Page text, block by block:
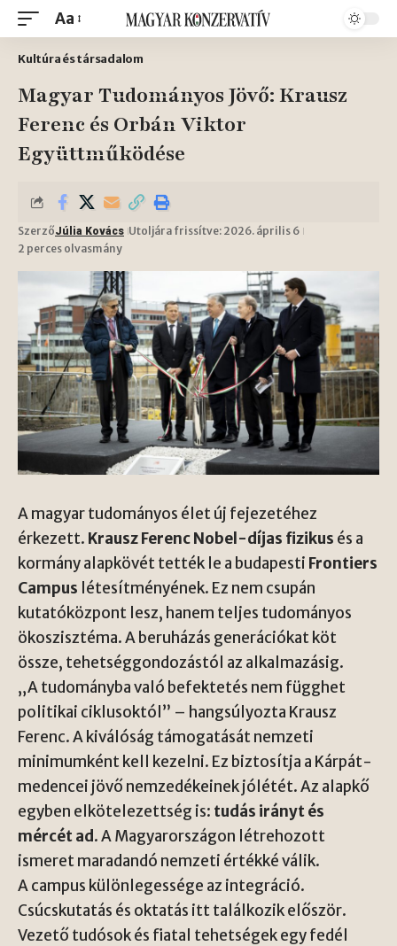
Aa
Kultúra és társadalom
Magyar Tudományos Jövő: Krausz
Ferenc és Orbán Viktor
Együttműködése
SzerzőJúlia Kovács Utoljára frissítve: 2026. április 6
2 perces olvasmány
A magyar tudományos élet új fejezetéhez
érkezett. Krausz Ferenc Nobel-díjas fizikus és a
kormány alapkövét tették le a budapesti Frontiers
Campus létesítményének. Ez nem csupán
kutatóközpont lesz, hanem teljes tudományos
ökoszisztéma. A beruházás generációkat köt
össze, tehetséggondozástól az alkalmazásig.
„A tudományba való befektetés nem függhet
politikai ciklusoktól” – hangsúlyozta Krausz
Ferenc. A kiválóság támogatását nemzeti
minimumként kell kezelni. Ez biztosítja a Kárpát-
medencei jövő nemzedékeinek jólétét. Az alapkő
egyben elkötelezettség is: tudás irányt és
mércét ad. A Magyarországon létrehozott
ismeret maradandó nemzeti értékké válik.
A campus különlegessége az integráció.
Csúcskutatás és oktatás itt találkozik először.
Vezető tudósok és fiatal tehetségek egy fedél